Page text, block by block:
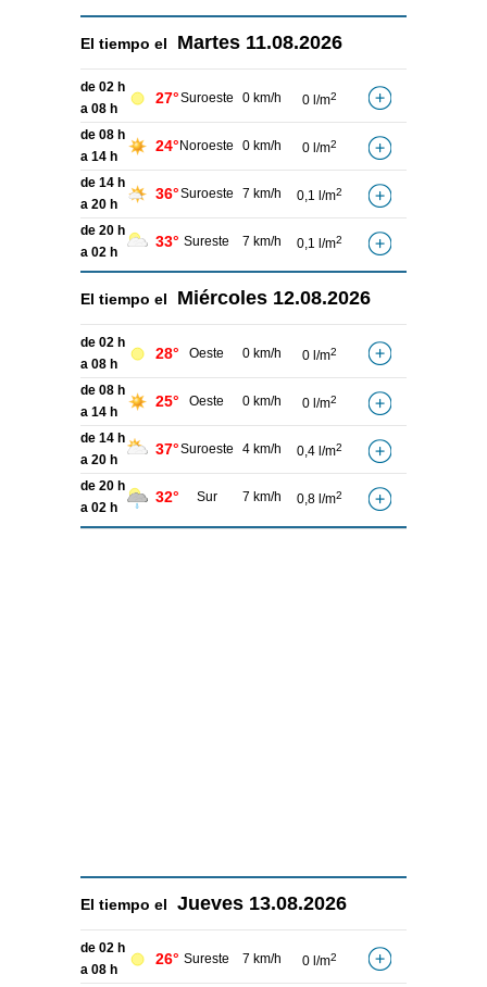
El tiempo el Martes 11.08.2026
de 02 h
a 08 h
27°Suroeste 0 km/h 0 l/m2
de 08 h
a 14 h
24° Noroeste 0 km/h 0 l/m2
de 14 h
a 20 h
36°Suroeste 7 km/h 0,1 l/m2
de 20 h
a 02 h
33° Sureste 7 km/h 0,1 l/m2
El tiempo el Miércoles 12.08.2026
de 02 h
a 08 h
28° Oeste 0 km/h 0 l/m2
de 08 h
a 14 h
25° Oeste 0 km/h 0 l/m2
de 14 h
a 20 h
37°Suroeste 4 km/h 0,4 l/m2
de 20 h
a 02 h
32° Sur 7 km/h 0,8 l/m2
El tiempo el Jueves 13.08.2026
de 02 h
a 08 h
26° Sureste 7 km/h 0 l/m2